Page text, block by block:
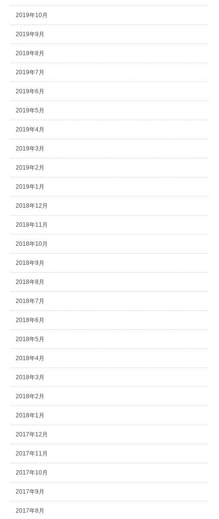
2019年10月
2019年9月
2019年8月
2019年7月
2019年6月
2019年5月
2019年4月
2019年3月
2019年2月
2019年1月
2018年12月
2018年11月
2018年10月
2018年9月
2018年8月
2018年7月
2018年6月
2018年5月
2018年4月
2018年3月
2018年2月
2018年1月
2017年12月
2017年11月
2017年10月
2017年9月
2017年8月